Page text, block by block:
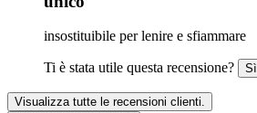
insostituibile per lenire e sfiammare
Ti è stata utile questa recensione? Sì
Visualizza tutte le recensioni clienti.